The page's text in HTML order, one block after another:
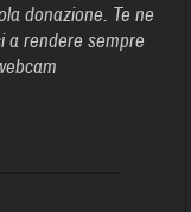
donazione. Te ne
a rendere sempre